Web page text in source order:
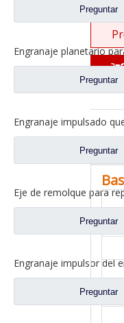
Preguntar
Preguntar
Preguntar
Preguntar
Preguntar